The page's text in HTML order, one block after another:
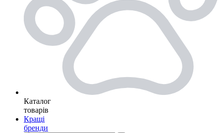
Каталог
товарів
Кращі
бренди